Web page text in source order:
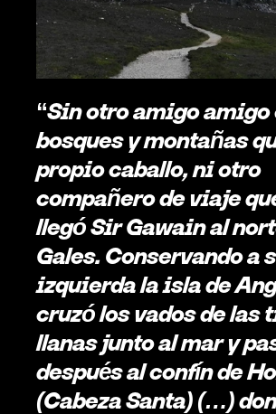
“Sin otro amigo amigo
bosques y montañas
propio caballo, ni otro
compañero de viaje
llegó Sir Gawain al
Gales. Conservando a
izquierda la isla de
cruzó los vados de las
llanas junto al mar y
después al confín de
(Cabeza Santa) (…)